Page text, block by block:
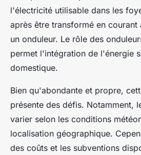
l'électricité utilisable dans les
après être transformé en
un onduleur. Le rôle des
permet l'intégration de l'énergie
domestique.
Bien qu'abondante et propre,
présente des défis. Notamment,
varier selon les conditions
localisation géographique.
des coûts et les subventions